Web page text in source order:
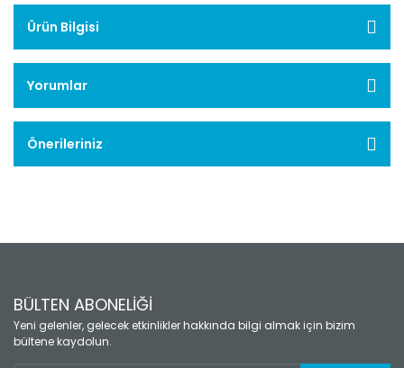
Ürün Bilgisi
Yorumlar
Önerileriniz
BÜLTEN ABONELİĞİ
Yeni gelenler, gelecek etkinlikler hakkında bilgi almak için bizim
bültene kaydolun.